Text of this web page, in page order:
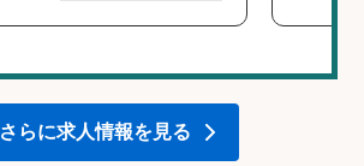
さらに求人情報を見る